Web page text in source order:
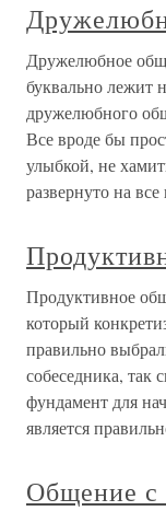
Дружелюбное
буквально лежит
дружелюбного
Все вроде бы
улыбкой, не
развернуто на
Продуктивное
который
правильно
собеседника, так
фундамент для
является
Общение с